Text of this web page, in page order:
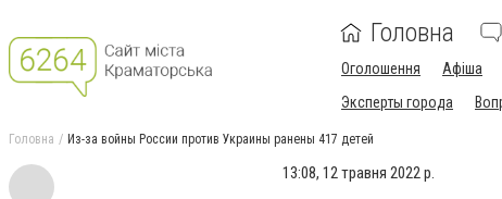
Головна
Оголошення Афіша
Эксперты города
Головна Из-за войны России против Украины ранены 417 детей
13:08, 12 травня 2022 р.